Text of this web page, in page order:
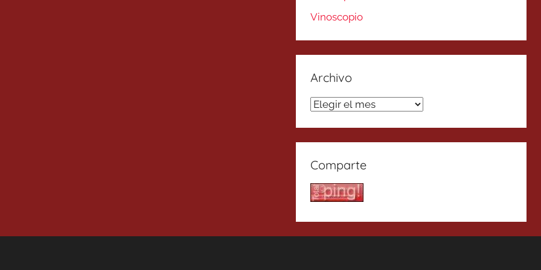
Vinoscopio
Archivo
Archivo
Comparte